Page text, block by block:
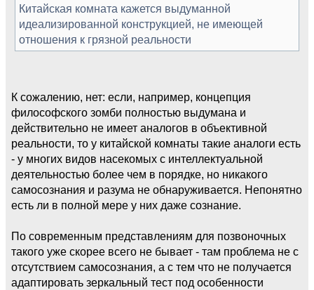
Китайская комната кажется выдуманной
идеализированной конструкцией, не имеющей
отношения к грязной реальности
К сожалению, нет: если, например, концепция
философского зомби полностью выдумана и
действительно не имеет аналогов в объективной
реальности, то у китайской комнаты такие аналоги есть
- у многих видов насекомых с интеллектуальной
деятельностью более чем в порядке, но никакого
самосознания и разума не обнаруживается. Непонятно
есть ли в полной мере у них даже сознание.
По современным представлениям для позвоночных
такого уже скорее всего не бывает - там проблема не с
отсутствием самосознания, а с тем что не получается
адаптировать зеркальный тест под особенности